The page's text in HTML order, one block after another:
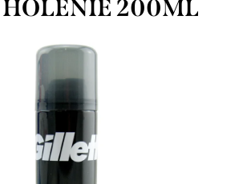
HOLENIE 200ML